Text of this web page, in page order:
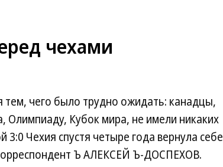
чехами
чего было трудно ожидать: канадцы,
Олимпиаду, Кубок мира, не имели никаких
Чехия спустя четыре года вернула себе
Ъ АЛЕКСЕЙ Ъ-ДОСПЕХОВ.